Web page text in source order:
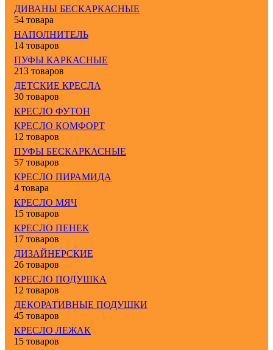
ДИВАНЫ БЕСКАРКАСНЫЕ
54 товара
НАПОЛНИТЕЛЬ
14 товаров
ПУФЫ КАРКАСНЫЕ
213 товаров
ДЕТСКИЕ КРЕСЛА
30 товаров
КРЕСЛО ФУТОН
КРЕСЛО КОМФОРТ
12 товаров
ПУФЫ БЕСКАРКАСНЫЕ
57 товаров
КРЕСЛО ПИРАМИДА
4 товара
КРЕСЛО МЯЧ
15 товаров
КРЕСЛО ПЕНЕК
17 товаров
ДИЗАЙНЕРСКИЕ
26 товаров
КРЕСЛО ПОДУШКА
12 товаров
ДЕКОРАТИВНЫЕ ПОДУШКИ
45 товаров
КРЕСЛО ЛЕЖАК
15 товаров